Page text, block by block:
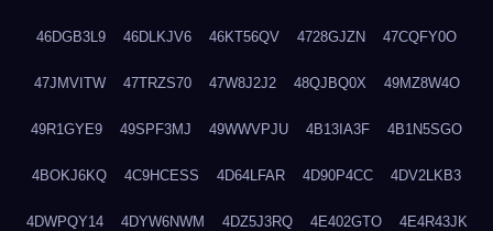
46DGB3L9 46DLKJV6 46KT56QV 4728GJZN 47CQFY0O
47JMVITW 47TRZS70 47W8J2J2 48QJBQ0X 49MZ8W4O
49R1GYE9 49SPF3MJ 49WWVPJU 4B13IA3F 4B1N5SGO
4BOKJ6KQ 4C9HCESS 4D64LFAR 4D90P4CC 4DV2LKB3
4DWPQY14 4DYW6NWM 4DZ5J3RQ 4E402GTO 4E4R43JK